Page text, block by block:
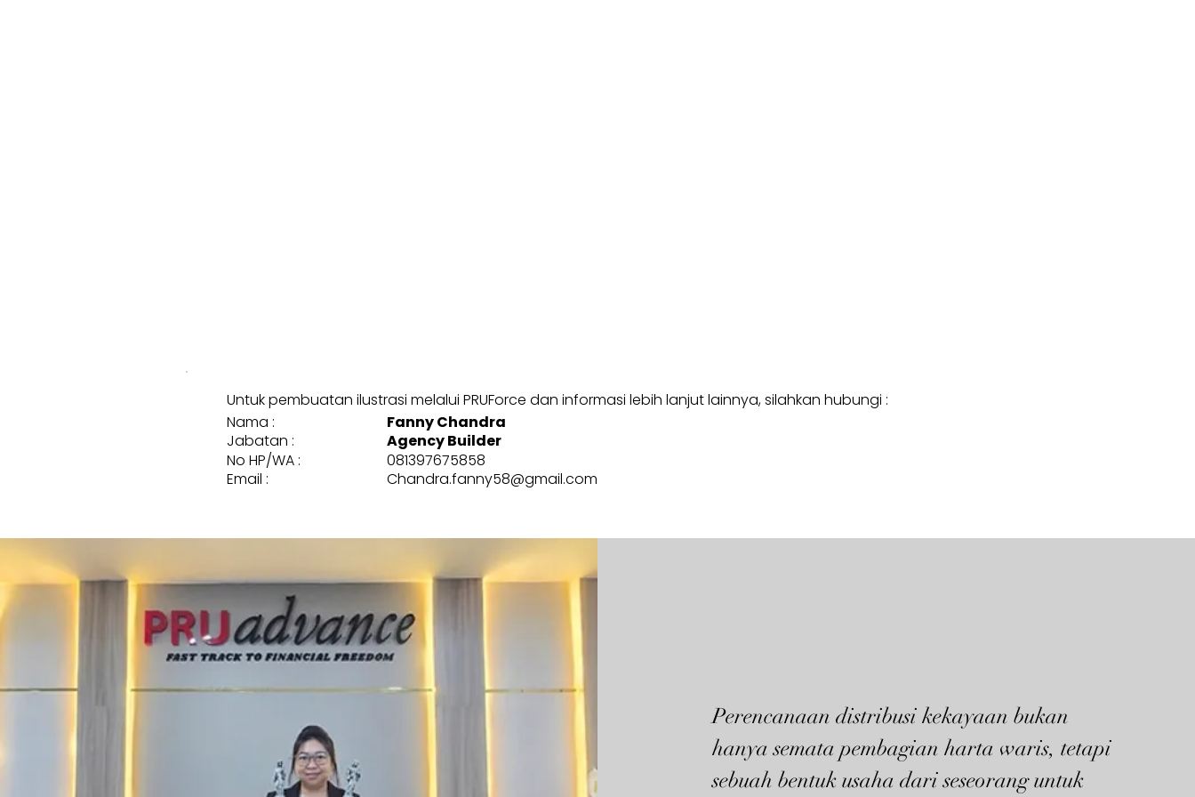
Untuk pembuatan ilustrasi melalui PRUForce dan informasi lebih lanjut lainnya, silahkan hubungi :
Nama :
Fanny Chandra
Jabatan :
Agency Builder
No HP/WA :
081397675858
Email :
Chandra.fanny58@gmail.com
Perencanaan distribusi kekayaan bukan
hanya semata pembagian harta waris, tetapi
sebuah bentuk usaha dari seseorang untuk